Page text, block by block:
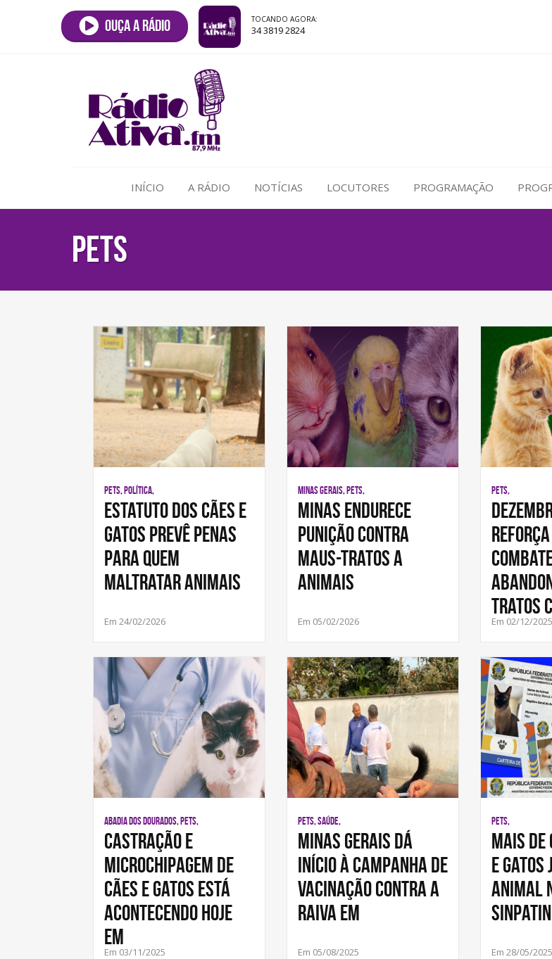
Ouça a rádio TOCANDO AGORA:
34 3819 2824
INÍCIO A RÁDIO NOTÍCIAS LOCUTORES PROGRAMAÇÃO
PETS
PETS, POLÍTICA,
Estatuto dos Cães e
Gatos prevê penas
para quem
maltratar animais
Em 24/02/2026
MINAS GERAIS, PETS,
Minas endurece
punição contra
maus-tratos a
animais
Em 05/02/2026
PETS,
reforça
tratos c
Em 02/12/2025
ABADIA DOS DOURADOS, PETS,
Castração e
microchipagem de
cães e gatos está
acontecendo hoje
em
Em 03/11/2025
PETS, SAÚDE,
Minas Gerais dá
início à campanha de
vacinação contra a
raiva em
Em 05/08/2025
PETS,
Mais
e gatos
animal
Em 28/05/2025